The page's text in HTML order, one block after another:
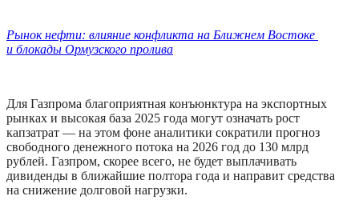
Рынок нефти: влияние конфликта на Ближнем Востоке
и блокады Ормузского пролива
Для Газпрома благоприятная конъюнктура на экспортных
рынках и высокая база 2025 года могут означать рост
капзатрат — на этом фоне аналитики сократили прогноз
свободного денежного потока на 2026 год до 130 млрд
рублей. Газпром, скорее всего, не будет выплачивать
дивиденды в ближайшие полтора года и направит средства
на снижение долговой нагрузки.